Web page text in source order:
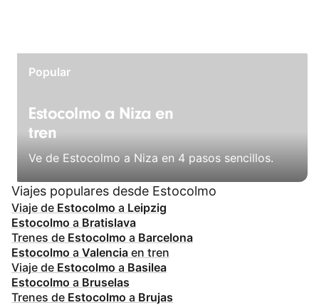
Popular
Estocolmo a Niza en
tren
Ve de Estocolmo a Niza en 4 pasos sencillos.
Viajes populares desde Estocolmo
Viaje de Estocolmo a Leipzig
Estocolmo a Bratislava
Trenes de Estocolmo a Barcelona
Estocolmo a Valencia en tren
Viaje de Estocolmo a Basilea
Estocolmo a Bruselas
Trenes de Estocolmo a Brujas